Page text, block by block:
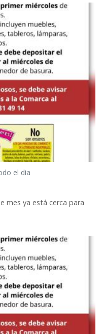
el dia
mes ya está cerca para